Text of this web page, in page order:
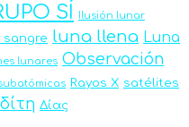
SÍ Ilusión lunar
sangre luna llena Luna
lunares Observación
Rayos X satélites
Δίας